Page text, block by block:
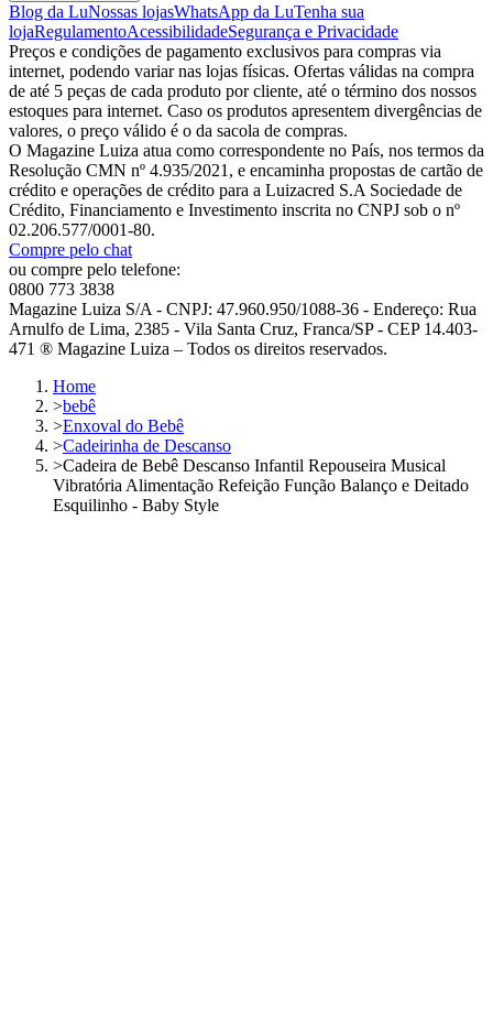
Blog da LuNossas lojasWhatsApp da LuTenha sua
lojaRegulamentoAcessibilidadeSegurança e Privacidade
Preços e condições de pagamento exclusivos para compras via
internet, podendo variar nas lojas físicas. Ofertas válidas na compra
de até 5 peças de cada produto por cliente, até o término dos nossos
estoques para internet. Caso os produtos apresentem divergências de
valores, o preço válido é o da sacola de compras.
O Magazine Luiza atua como correspondente no País, nos termos da
Resolução CMN nº 4.935/2021, e encaminha propostas de cartão de
crédito e operações de crédito para a Luizacred S.A Sociedade de
Crédito, Financiamento e Investimento inscrita no CNPJ sob o nº
02.206.577/0001-80.
Compre pelo chat
ou compre pelo telefone:
0800 773 3838
Magazine Luiza S/A - CNPJ: 47.960.950/1088-36 - Endereço: Rua
Arnulfo de Lima, 2385 - Vila Santa Cruz, Franca/SP - CEP 14.403-
471 ® Magazine Luiza – Todos os direitos reservados.
Home
>bebê
>Enxoval do Bebê
>Cadeirinha de Descanso
>Cadeira de Bebê Descanso Infantil Repouseira Musical
Vibratória Alimentação Refeição Função Balanço e Deitado
Esquilinho - Baby Style